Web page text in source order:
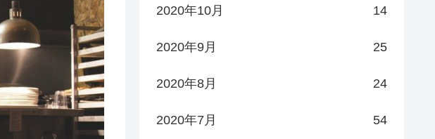
2020年10月 14
2020年9月 25
2020年8月 24
2020年7月 54